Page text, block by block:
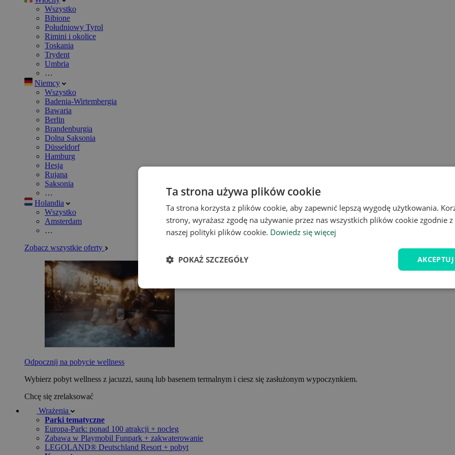
Wszystko
Bibione
Południowy Tyrol
Rimini i okolice
Toskania
Trydent
Umbria
…
Niemcy
Wszystko
Badenia-Wirtembergia
Bawaria
Berlin
Brandenburgia
Dolna Saksonia
Düsseldorf
Hamburg
Hesja
Rujana
Saksonia
…
Holandia
Wszystko
Amsterdam
…
Zobacz wszystkie oferty
Odpocznij na pobycie wellness
Wybierz pobyt wellness z jacuzzi, sauną lub basenem termalnym i ciesz się zasłużonym wypoczynkiem.
Chcę się zrelaksować
Wrażenia
Parki tematyczne
Europa-Park: ponad 100 atrakcji + nocleg
Zabawa w Playmobil Funpark + zakwaterowanie
LEGOLAND® Deutschland Resort + pobyt
Ta strona używa plików cookie
Ta strona korzysta z plików cookie, aby zapewnić lepszą wygodę użytkowania.
strony, wyrażasz zgodę na używanie przez nas wszystkich plików cookie zgodnie
naszej polityki plików cookie. Dowiedz się więcej
POKAŻ SZCZEGÓŁY